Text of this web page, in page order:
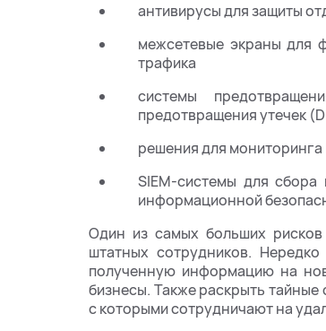
антивирусы для защиты
межсетевые экраны для
трафика
системы
предотвращения утечек
решения для
SIEM-системы для
информационной
Один из самых больших
штатных сотрудников.
полученную информацию на
бизнесы. Также раскрыть
с которыми сотрудничают на